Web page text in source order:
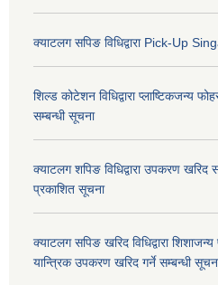
क्याटलग सपिङ विधिद्वारा Pick-Up
शिल्ड कोटेशन विधिद्वारा प्लाष्टिकजन्य
सम्बन्धी सूचना
क्याटलग शपिङ विधिद्वारा उपकरण खरिद
प्रकाशित सूचना
क्याटलग सपिङ खरिद विधिद्वारा
यान्त्रिक उपकरण खरिद गर्ने सम्बन्धी